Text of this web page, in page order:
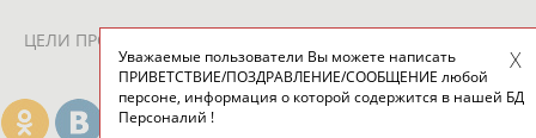
ЦЕЛИ ПРОЕКТА
Уважаемые пользователи Вы можете написать
ПРИВЕТСТВИЕ/ПОЗДРАВЛЕНИЕ/СООБЩЕНИЕ любой
персоне, информация о которой содержится в нашей БД
Персоналий !